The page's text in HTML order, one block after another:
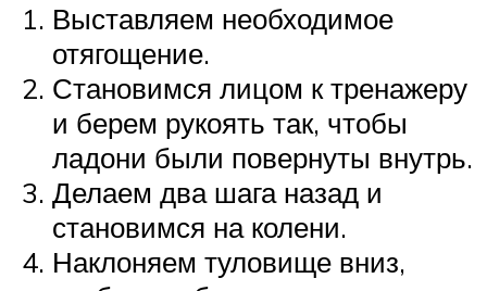
Выставляем необходимое
отягощение.
Становимся лицом к тренажеру
и берем рукоять так, чтобы
ладони были повернуты внутрь.
Делаем два шага назад и
становимся на колени.
Наклоняем туловище вниз,